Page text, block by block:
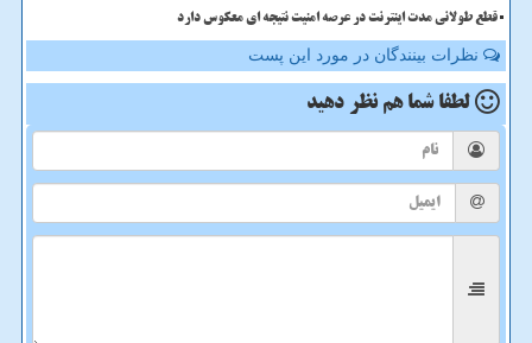
قطع طولانی مدت اینترنت در عرصه امنیت نتیجه ای معکوس دارد
نظرات بینندگان در مورد این پست
لطفا شما هم نظر دهید